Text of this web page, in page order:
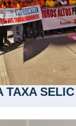
TAXA SELIC